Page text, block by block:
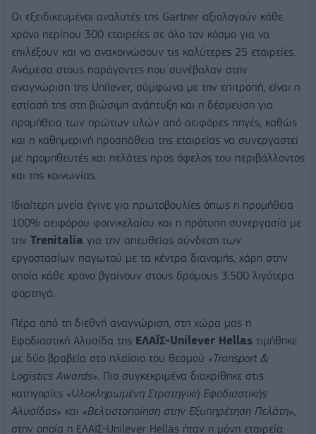
Οι εξειδικευμένοι αναλυτές της Gartner αξιολογούν κάθε
χρόνο περίπου 300 εταιρείες σε όλο τον κόσμο για να
επιλέξουν και να ανακοινώσουν τις καλύτερες 25 εταιρείες.
Ανάμεσα στους παράγοντες που συνέβαλαν στην
αναγνώριση της Unilever, σύμφωνα με την επιτροπή, είναι η
εστίασή της στη βιώσιμη ανάπτυξη και η δέσμευση για
προμήθεια των πρώτων υλών από αειφόρες πηγές, καθώς
και η καθημερινή προσπάθεια της εταιρείας να συνεργαστεί
με προμηθευτές και πελάτες προς όφελος του περιβάλλοντος
και της κοινωνίας.
Ιδιαίτερη μνεία έγινε για πρωτοβουλίες όπως η προμήθεια
100% αειφόρου φοινικελαίου και η πρότυπη συνεργασία με
την Trenitalia για την απευθείας σύνδεση των
εργοστασίων παγωτού με τα κέντρα διανομής, χάρη στην
οποία κάθε χρόνο βγαίνουν στους δρόμους 3.500 λιγότερα
φορτηγά.
Πέρα από τη διεθνή αναγνώριση, στη χώρα μας η
Εφοδιαστική Αλυσίδα της ΕΛΑΪΣ-Unilever Hellas τιμήθηκε
με δύο βραβεία στο πλαίσιο του θεσμού «Transport &
Logistics Awards». Πιο συγκεκριμένα διακρίθηκε στις
κατηγορίες «Ολοκληρωμένη Στρατηγική Εφοδιαστικής
Αλυσίδας» και «Βελτιστοποίηση στην Εξυπηρέτηση Πελάτη»,
στην οποία η ΕΛΑΪΣ-Unilever Hellas ήταν η μόνη εταιρεία